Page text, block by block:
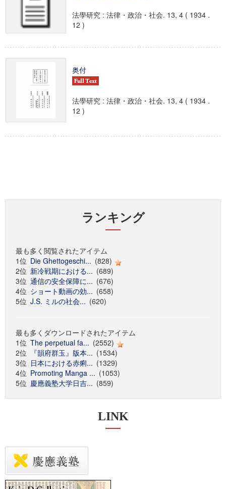
法學研究 : 法律・政治・社会. 13, 4 ( 1934 .
12 )
奥付
法學研究 : 法律・政治・社会. 13, 4 ( 1934 .
12 )
ランキング
最も多く閲覧されたアイテム
1位 Die Ghettogeschi... (828)
2位 新冷戦期における... (689)
3位 通信の安全保障に... (676)
4位 ショート動画の効... (658)
5位 J.S. ミルの社会... (620)
最も多くダウンロードされたアイテム
1位 The perpetual fa... (2552)
2位
『韻府群玉』版本... (1534)
3位 日本における赤痢... (1329)
4位 Promoting Manga ... (1053)
5位 慶應義塾大学日吉... (859)
LINK